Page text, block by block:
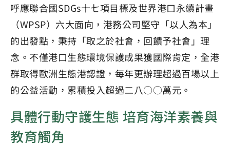
呼應聯合國SDGs十七項目標及世界港口永續計畫
（WPSP）六大面向，港務公司堅守「以人為本」
的出發點，秉持「取之於社會，回饋予社會」理
念。不僅港口生態環境保護成果獲國際肯定，全港
群取得歐洲生態港認證，每年更辦理超過百場以上
的公益活動，累積投入超過二八○○萬元。
具體行動守護生態 培育海洋素養與
教育觸角